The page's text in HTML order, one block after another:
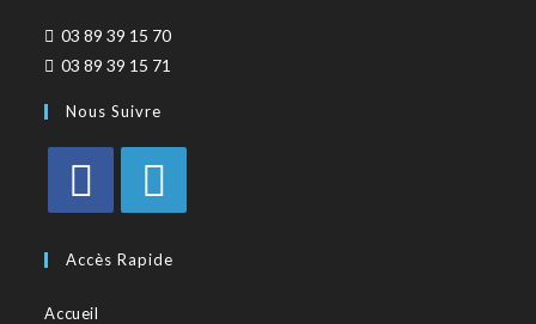
03 89 39 15 70
03 89 39 15 71
Nous Suivre
Accès Rapide
Accueil